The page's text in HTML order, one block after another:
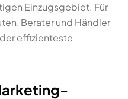
Einzugsgebiet. Für
Berater und Händler
effizienteste